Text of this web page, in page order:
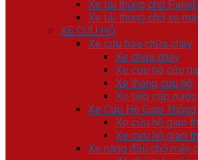
Xe tải thùng chở Pallet
Xe tải thùng chở xe
XE CỨU HỘ
Xe cứu hỏa chữa cháy
Xe chữa cháy
Xe cứu hộ cứu
Xe thang cứu hộ
Xe tiếp cấp nước
Xe Cứu Hộ Giao Thông
Xe cứu hộ giao
Xe cứu hộ giao
Xe nâng đầu chở máy